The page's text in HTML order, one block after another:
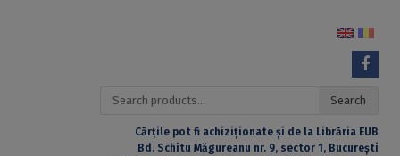
Search
Search
Cărțile pot fi achiziționate și de la Librăria EUB
Bd. Schitu Măgureanu nr. 9, sector 1, București